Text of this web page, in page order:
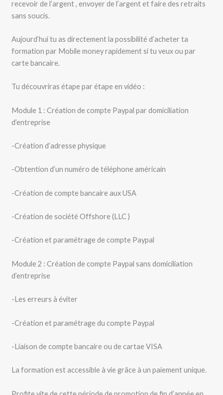
recevoir de l’argent , envoyer de l’argent et faire des retraits
sans soucis.
Aujourd’hui tu as directement la possibilité d’acheter ta
formation par Mobile money rapidement si tu veux ou par
carte bancaire.
Tu découvriras étape par étape en vidéo :
Module 1 : Création de compte Paypal par domiciliation
d’entreprise
-Création d’adresse physique
-Obtention d’un numéro de téléphone américain
-Création de compte bancaire aux USA
-Création de société Offshore (LLC )
-Création et paramétrage de compte Paypal
Module 2 : Création de compte Paypal sans domiciliation
d’entreprise
-Les erreurs à éviter
-Création et paramétrage du compte Paypal
-Liaison de compte bancaire ou de cartae VISA
La formation est accessible à vie grâce à un paiement unique.